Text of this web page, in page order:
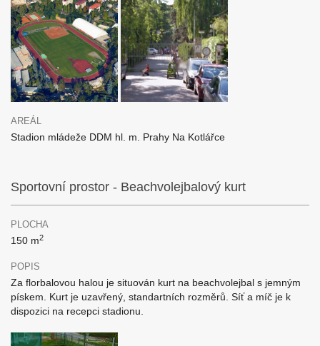
AREÁL
Stadion mládeže DDM hl. m. Prahy Na Kotlářce
Sportovní prostor - Beachvolejbalový kurt
PLOCHA
150 m2
POPIS
Za florbalovou halou je situován kurt na beachvolejbal s jemným
pískem. Kurt je uzavřený, standartních rozměrů. Síť a míč je k
dispozici na recepci stadionu.